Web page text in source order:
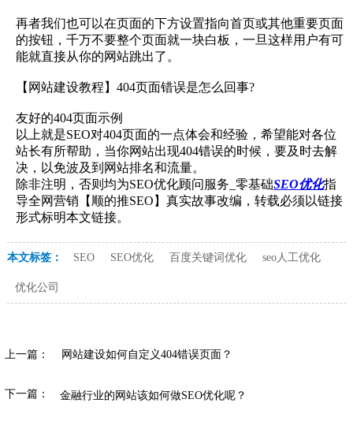
再者我们也可以在页面的下方设置指向首页或其他重要页面
的按钮，千万不要整个页面就一块白板，一旦这样用户有可
能就直接从你的网站跳出了。
【网站建设教程】404页面错误是怎么回事?
友好的404页面示例
以上就是SEO对404页面的一点体会和经验，希望能对各位
站长有所帮助，当你网站出现404错误的时候，要及时去解
决，以免波及到网站排名和流量。
除非注明，否则均为SEO优化顾问服务_零基础SEO优化指
导全网营销【顺的推SEO】真实故事改编，转载必须以链接
形式标明本文链接。
本文标签： SEO SEO优化 百度关键词优化 seo人工优化
优化公司
上一篇： 网站建设如何自定义404错误页面？
下一篇： 金融行业的网站该如何做SEO优化呢？